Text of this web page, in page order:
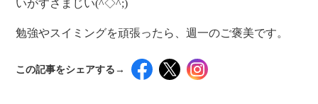
いがすさまじい(^◇^;)
勉強やスイミングを頑張ったら、週一のご褒美です。
この記事をシェアする→